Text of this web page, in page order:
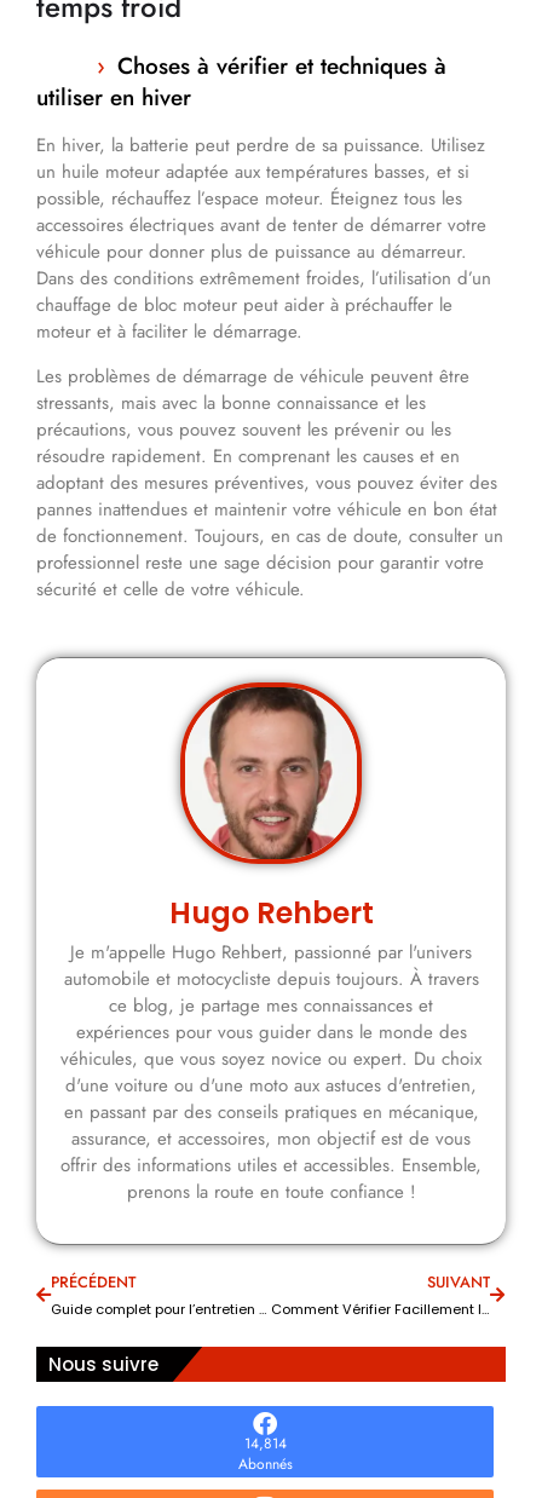
Choses à vérifier et techniques à
utiliser en hiver
En hiver, la batterie peut perdre de sa puissance. Utilisez
un huile moteur adaptée aux températures basses, et si
possible, réchauffez l’espace moteur. Éteignez tous les
accessoires électriques avant de tenter de démarrer votre
véhicule pour donner plus de puissance au démarreur.
Dans des conditions extrêmement froides, l’utilisation d’un
chauffage de bloc moteur peut aider à préchauffer le
moteur et à faciliter le démarrage.
Les problèmes de démarrage de véhicule peuvent être
stressants, mais avec la bonne connaissance et les
précautions, vous pouvez souvent les prévenir ou les
résoudre rapidement. En comprenant les causes et en
adoptant des mesures préventives, vous pouvez éviter des
pannes inattendues et maintenir votre véhicule en bon état
de fonctionnement. Toujours, en cas de doute, consulter un
professionnel reste une sage décision pour garantir votre
sécurité et celle de votre véhicule.
Hugo Rehbert
Je m'appelle Hugo Rehbert, passionné par l'univers
automobile et motocycliste depuis toujours. À travers
ce blog, je partage mes connaissances et
expériences pour vous guider dans le monde des
véhicules, que vous soyez novice ou expert. Du choix
d'une voiture ou d'une moto aux astuces d'entretien,
en passant par des conseils pratiques en mécanique,
assurance, et accessoires, mon objectif est de vous
offrir des informations utiles et accessibles. Ensemble,
prenons la route en toute confiance !
PRÉCÉDENT
Guide complet pour l’entretien de votre voiture : astuces et conseils pratiques
SUIVANT
Comment Vérifier Facillement les Niveaux de Liquides de Votre Voiture pour une Performance Optimale
Nous suivre
14,814
Abonnés